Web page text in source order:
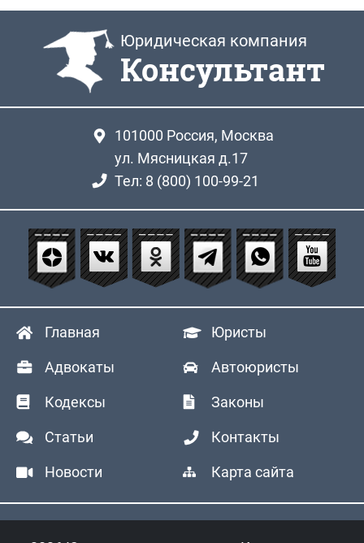
Юридическая компания
Консультант
101000 Россия, Москва
ул. Мясницкая д.17
Тел: 8 (800) 100-99-21
Главная Юристы
Адвокаты Автоюристы
Кодексы Законы
Статьи Контакты
Новости Карта сайта